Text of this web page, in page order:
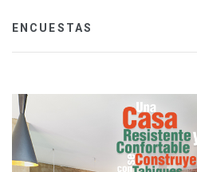
ENCUESTAS